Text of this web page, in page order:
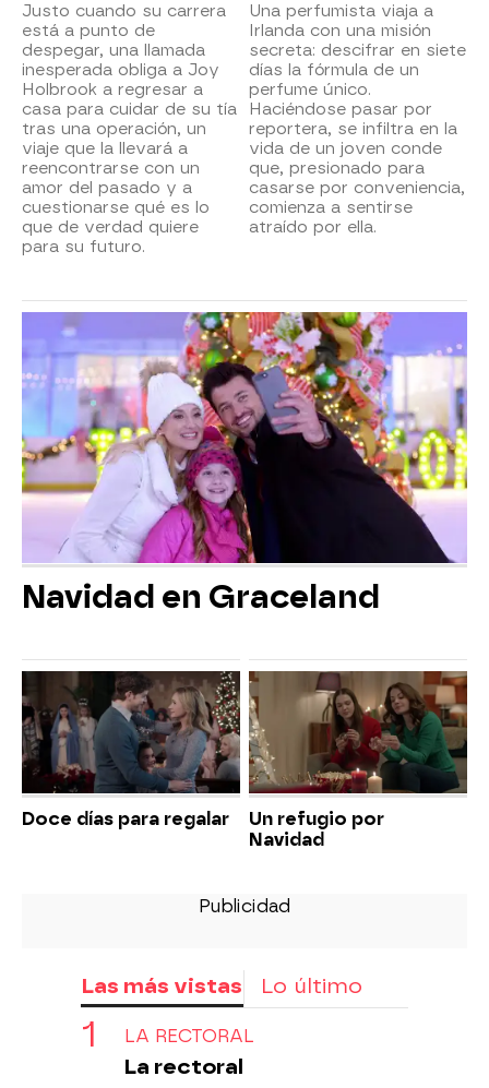
Justo cuando su carrera
está a punto de
despegar, una llamada
inesperada obliga a Joy
Holbrook a regresar a
casa para cuidar de su tía
tras una operación, un
viaje que la llevará a
reencontrarse con un
amor del pasado y a
cuestionarse qué es lo
que de verdad quiere
para su futuro.
Una perfumista viaja a
Irlanda con una misión
secreta: descifrar en siete
días la fórmula de un
perfume único.
Haciéndose pasar por
reportera, se infiltra en la
vida de un joven conde
que, presionado para
casarse por conveniencia,
comienza a sentirse
atraído por ella.
Navidad en Graceland
Doce días para regalar
Un refugio por
Navidad
Las más vistas Lo último
LA RECTORAL
La rectoral